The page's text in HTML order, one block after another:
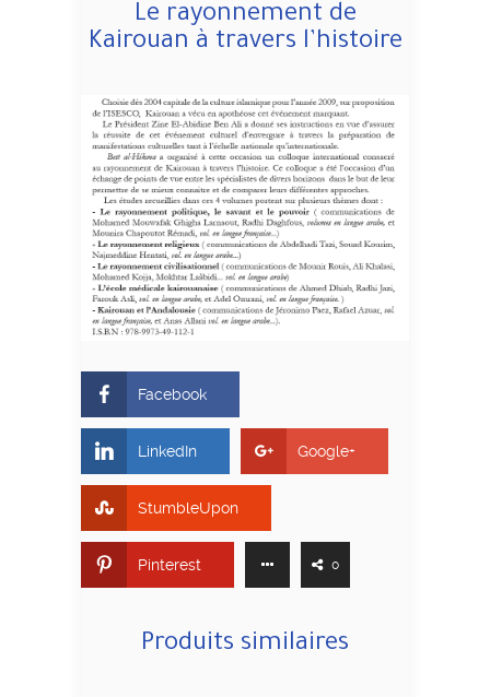
Le rayonnement de
Kairouan à travers l’histoire
Facebook
LinkedIn Google+
StumbleUpon
Pinterest 0
Produits similaires